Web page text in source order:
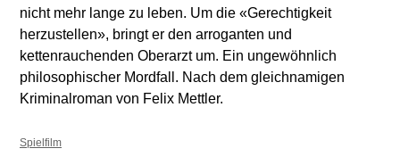
nicht mehr lange zu leben. Um die «Gerechtigkeit
herzustellen», bringt er den arroganten und
kettenrauchenden Oberarzt um. Ein ungewöhnlich
philosophischer Mordfall. Nach dem gleichnamigen
Kriminalroman von Felix Mettler.
Spielfilm